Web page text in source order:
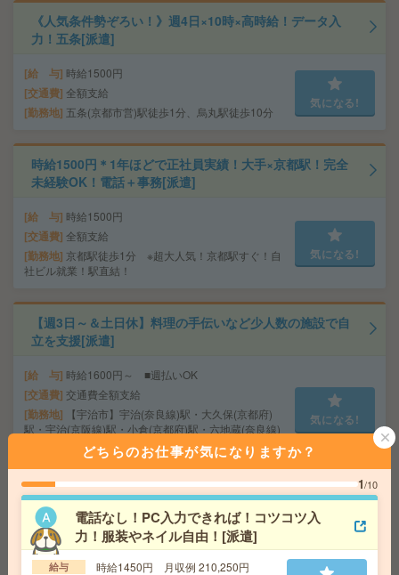
《人気条件勢ぞろい！》週4日×10時×高時給！データ入
力！五条[派遣]
給 与 時給1500円
交通費 全額支給
勤務地 五条(京都市営)駅徒歩1分、烏丸駅徒歩10分
気になる!
時給1500円＊1年ほどで正社員実績！大手×京都駅！完全
未経験OK！電話＋事務[派遣]
給 与 時給1500円
交通費 全額支給
勤務地 京都駅徒歩1分 ※超大人気！京都駅すぐ！自
社ビル就業！駅直結！
気になる!
【週3日～＆土日休】料理の手伝いなど少人数の施設で自
立を支援[派遣]
給 与 時給1600円～ ■週払いOK
交通費 交通費全額支給
勤務地
【宇治市】宇治(奈良線)駅・大久保(京都府)
駅・宇治(京阪線)駅・小倉(京都府)駅・六地蔵(奈良線)
駅など勤務地多数！
気になる!
＼8名募集／未経験OK！大手企業＊健康診断結果データ
チェック等[派遣]
給 与 時給1600円＋交 【月収例】316,000円～ ■
給与の前払いが可能な速払いサービスあり
どちらのお仕事が気になりますか？
1/10
電話なし！PC入力できれば！コツコツ入
力！服装やネイル自由！[派遣]
給与 時給1450円 月収例 210,250円